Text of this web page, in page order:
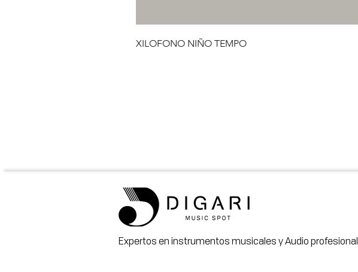
XILOFONO NIÑO TEMPO
Expertos en instrumentos musicales y Audio profesional